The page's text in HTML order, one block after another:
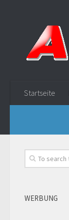
Startseite
WERBUNG